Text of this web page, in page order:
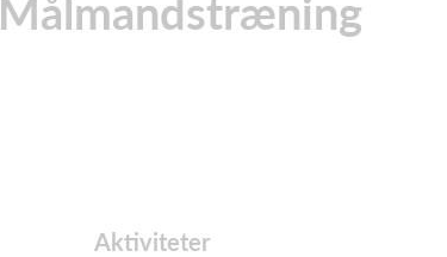
Målmandstræning
Aktiviteter